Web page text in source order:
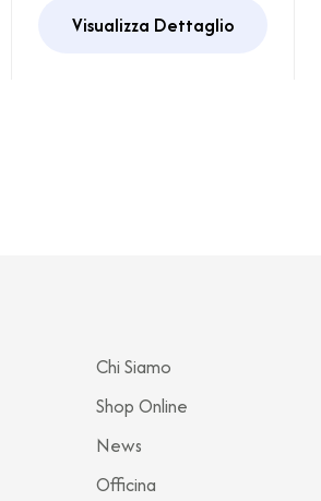
Visualizza Dettaglio
Chi Siamo
Shop Online
News
Officina